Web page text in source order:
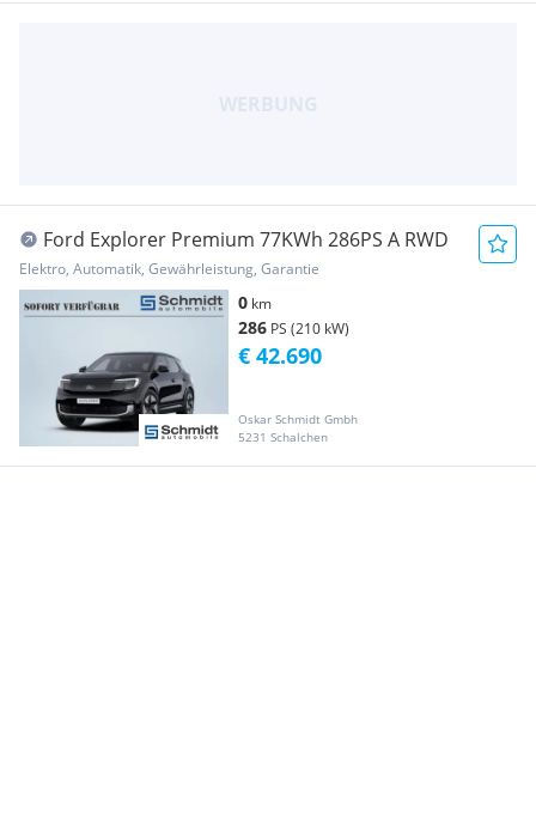
Ford Explorer Premium 77KWh 286PS A RWD
Elektro, Automatik, Gewährleistung, Garantie
0 km
286 PS (210 kW)
Oskar Schmidt Gmbh
5231 Schalchen
€ 42.690